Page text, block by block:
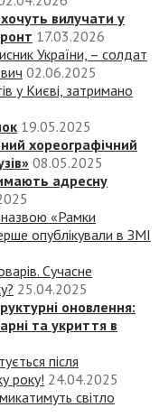
вилучати у
17.03.2026
України, – солдат
02.06.2025
у Києві, затримано
19.05.2025
хореографічний
08.05.2025
адресну
«‎Рамки
опублікували в ЗМІ
Сучасне
25.04.2025
оновлення:
та укриття в
після
року! 24.04.2025
світло